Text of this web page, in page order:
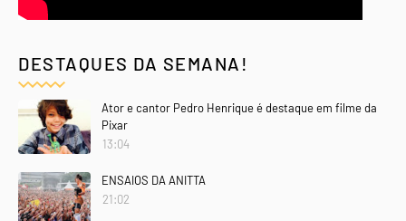
DESTAQUES DA SEMANA!
Ator e cantor Pedro Henrique é destaque em filme da
Pixar
13:04
ENSAIOS DA ANITTA
21:02